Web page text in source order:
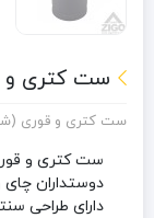
ست کتری و
ست کتری و قوری
دوستداران
دارای طراحی